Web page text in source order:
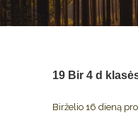
19 Bir 4 d
Birželio 16 dieną